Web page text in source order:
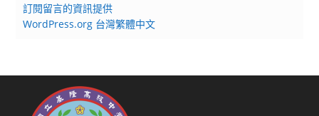
訂閱留言的資訊提供
WordPress.org 台灣繁體中文